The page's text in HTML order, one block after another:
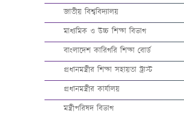
জাতীয় বিশ্ববিদ্যালয়
মাধ্যমিক ও উচ্চ শিক্ষা বিভাগ
বাংলাদেশ কারিগরি শিক্ষা বোর্ড
প্রধানমন্ত্রীর শিক্ষা সহায়তা ট্রাস্ট
প্রধানমন্ত্রীর কার্যালয়
মন্ত্রীপরিষদ বিভাগ